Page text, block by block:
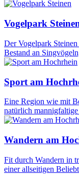
Vogelpark
Der Vogelpark
Bestand an
Sport am
Eine Region wie mit
natürlich
Wandern am
Fit durch Wandern in
einer allseitigen